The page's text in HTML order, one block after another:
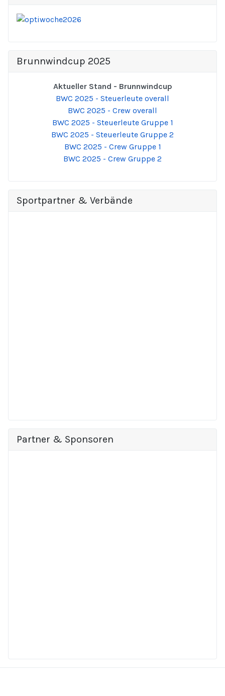
Brunnwindcup 2025
Aktueller Stand - Brunnwindcup
BWC 2025 - Steuerleute overall
BWC 2025 - Crew overall
BWC 2025 - Steuerleute Gruppe 1
BWC 2025 - Steuerleute Gruppe 2
BWC 2025 - Crew Gruppe 1
BWC 2025 - Crew Gruppe 2
Sportpartner & Verbände
Partner & Sponsoren